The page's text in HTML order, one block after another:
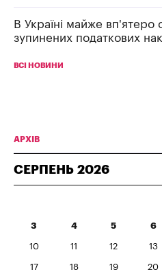
В Україні майже вп'ятеро
зупинених податкових
ВСІ НОВИНИ
АРХІВ
СЕРПЕНЬ 2026
3 4 5 6
10 11 12 13
17 18 19 20